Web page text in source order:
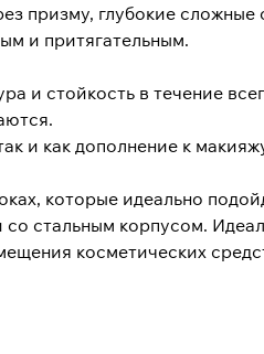
призму, глубокие
и притягательным.
и стойкость в течение
и как дополнение к
которые идеально
стальным корпусом.
косметических